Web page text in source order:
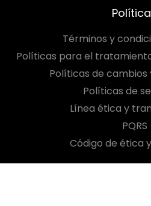
Términos y
Políticas para el
Políticas de cambios
Políticas de
Línea ética y
PQRS
Código de ética